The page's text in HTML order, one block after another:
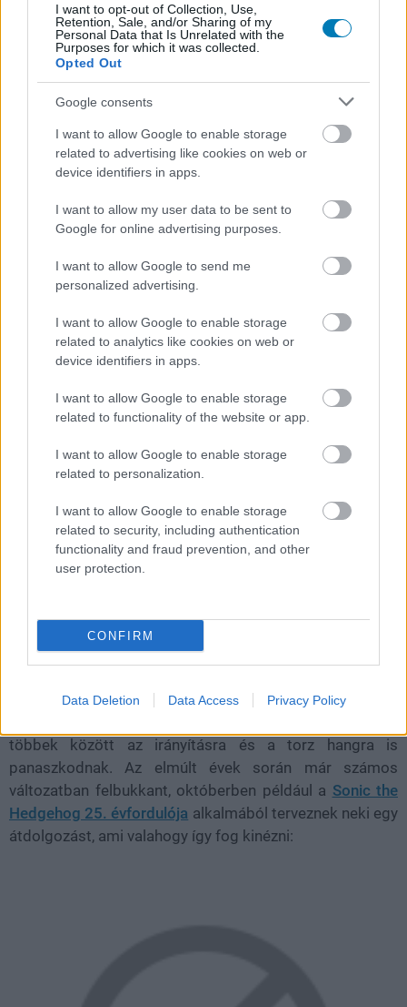
I want to opt-out of Collection, Use,
Retention, Sale, and/or Sharing of my
Personal Data that Is Unrelated with the
Purposes for which it was collected.
Opted Out
Google consents
I want to allow Google to enable storage
related to advertising like cookies on web or
device identifiers in apps.
I want to allow my user data to be sent to
Google for online advertising purposes.
I want to allow Google to send me
personalized advertising.
I want to allow Google to enable storage
related to analytics like cookies on web or
device identifiers in apps.
I want to allow Google to enable storage
related to functionality of the website or app.
I want to allow Google to enable storage
related to personalization.
I want to allow Google to enable storage
related to security, including authentication
functionality and fraud prevention, and other
user protection.
CONFIRM
Data Deletion Data Access Privacy Policy
adja ki.
A kínai AtGames Sega-márkájú Mega Drive Classic
terméke ugyanis csak egy silány emulációs doboz, ami
már ráadásul évek óta a piacon van, egészen pontosan
hírét csak egyetlen, de annál világosabb oka van: a
Nintendo mini masinájának hype-ját szeretnék
meglovagolni vele, nagyban építve a játékosok
nosztalgiavágyára. Íme a 2012-es változat dobozképe:
A készülék valójában nem is tartalmaz valódi Sega
köszönet. Az eredeti játékok szerelmeseitől
többek között az irányításra és a torz hangra is
panaszkodnak. Az elmúlt évek során már számos
változatban felbukkant, októberben például a Sonic the
Hedgehog 25. évfordulója alkalmából terveznek neki egy
átdolgozást, ami valahogy így fog kinézni: